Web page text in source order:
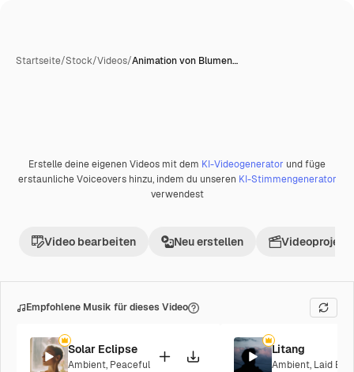
Startseite/Stock/Videos/Animation von Blumen…
Premium
Erstelle deine eigenen Videos mit dem KI-Videogenerator und füge
erstaunliche Voiceovers hinzu, indem du unseren KI-Stimmengenerator
verwendest
Video bearbeiten Neu erstellen Videoprojekt
Empfohlene Musik für dieses Video
Solar Eclipse
Ambient, Peaceful
Litang
Ambient, Laid